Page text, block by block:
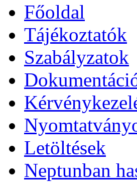
Főoldal
Tájékoztatók
Szabályzatok
Letöltések
Neptunban